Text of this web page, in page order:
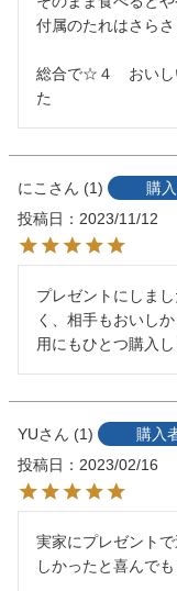
付属のたれはさら
総合で☆４　おいし
た
にこ 1 購
投稿日
2023/11/12
プレゼントにしま
く、相手もおいし
用にもひとつ購入
YU 1 購入
投稿日
2023/02/16
実家にプレゼント
しかったと喜んで